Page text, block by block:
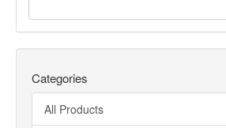
Categories
All Products